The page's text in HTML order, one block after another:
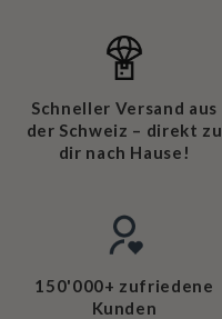
Schneller Versand aus
der Schweiz – direkt zu
dir nach Hause!
150'000+ zufriedene
Kunden